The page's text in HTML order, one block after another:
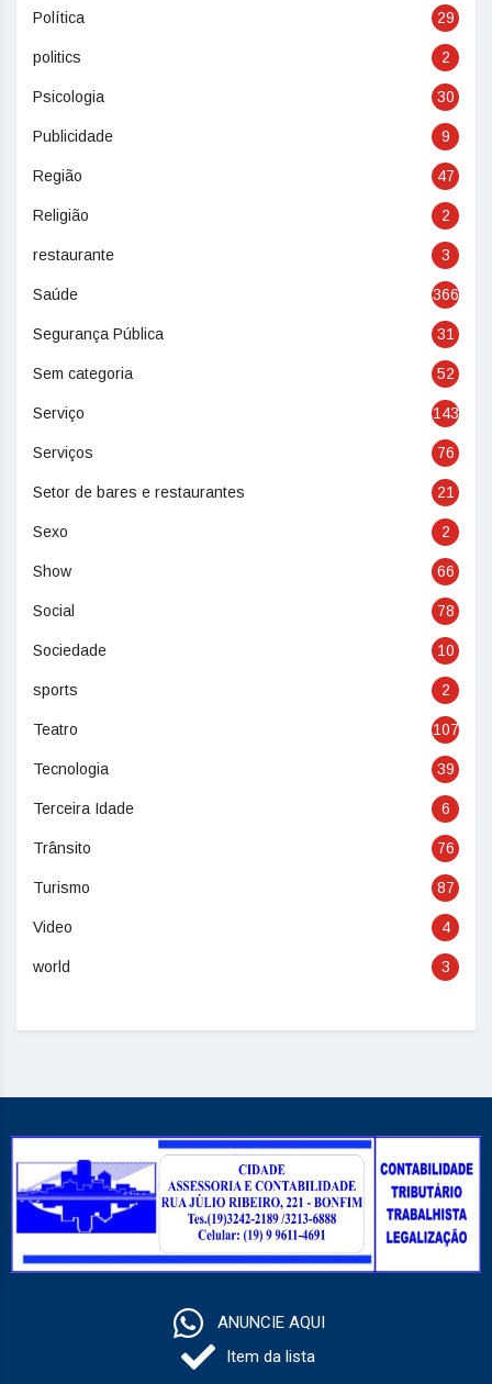
Política 29
politics 2
Psicologia 30
Publicidade 9
Região 47
Religião 2
restaurante 3
Saúde 366
Segurança Pública 31
Sem categoria 52
Serviço 143
Serviços 76
Setor de bares e restaurantes 21
Sexo 2
Show 66
Social 78
Sociedade 10
sports 2
Teatro 107
Tecnologia 39
Terceira Idade 6
Trânsito 76
Turismo 87
Video 4
world 3
ANUNCIE AQUI
Item da lista